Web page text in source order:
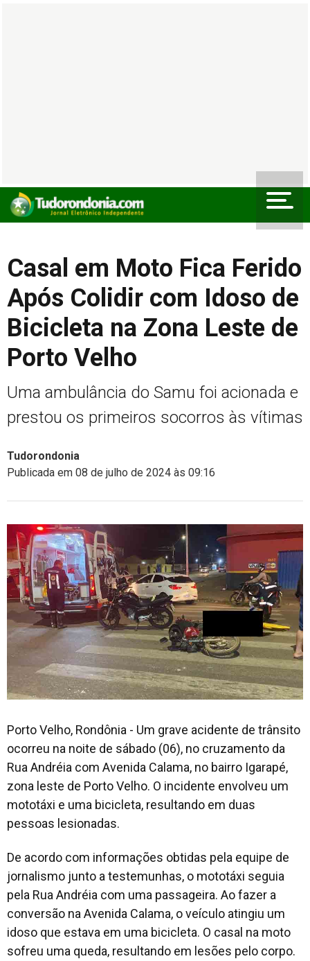
Casal em Moto Fica Ferido
Após Colidir com Idoso de
Bicicleta na Zona Leste de
Porto Velho
Uma ambulância do Samu foi acionada e
prestou os primeiros socorros às vítimas
Tudorondonia
Publicada em 08 de julho de 2024 às 09:16
Porto Velho, Rondônia - Um grave acidente de trânsito
ocorreu na noite de sábado (06), no cruzamento da
Rua Andréia com Avenida Calama, no bairro Igarapé,
zona leste de Porto Velho. O incidente envolveu um
mototáxi e uma bicicleta, resultando em duas
pessoas lesionadas.
De acordo com informações obtidas pela equipe de
jornalismo junto a testemunhas, o mototáxi seguia
pela Rua Andréia com uma passageira. Ao fazer a
conversão na Avenida Calama, o veículo atingiu um
idoso que estava em uma bicicleta. O casal na moto
sofreu uma queda, resultando em lesões pelo corpo.